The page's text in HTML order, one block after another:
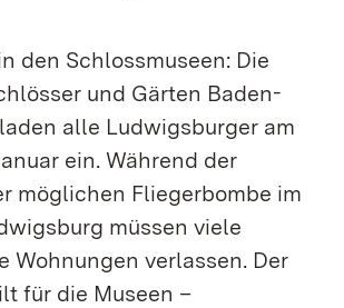
den Schlossmuseen: Die
und Gärten Baden-
alle Ludwigsburger am
ein. Während der
möglichen Fliegerbombe im
müssen viele
Wohnungen verlassen. Der
für die Museen –